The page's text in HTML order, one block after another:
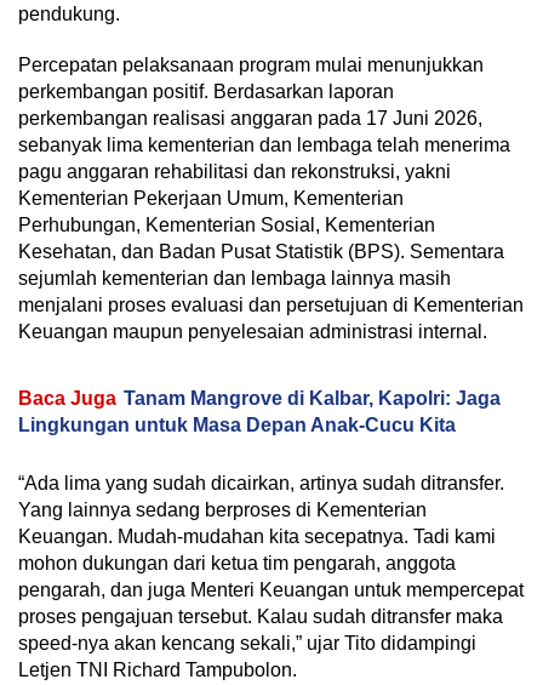
pendukung.
Percepatan pelaksanaan program mulai menunjukkan
perkembangan positif. Berdasarkan laporan
perkembangan realisasi anggaran pada 17 Juni 2026,
sebanyak lima kementerian dan lembaga telah menerima
pagu anggaran rehabilitasi dan rekonstruksi, yakni
Kementerian Pekerjaan Umum, Kementerian
Perhubungan, Kementerian Sosial, Kementerian
Kesehatan, dan Badan Pusat Statistik (BPS). Sementara
sejumlah kementerian dan lembaga lainnya masih
menjalani proses evaluasi dan persetujuan di Kementerian
Keuangan maupun penyelesaian administrasi internal.
Baca Juga Tanam Mangrove di Kalbar, Kapolri: Jaga
Lingkungan untuk Masa Depan Anak-Cucu Kita
“Ada lima yang sudah dicairkan, artinya sudah ditransfer.
Yang lainnya sedang berproses di Kementerian
Keuangan. Mudah-mudahan kita secepatnya. Tadi kami
mohon dukungan dari ketua tim pengarah, anggota
pengarah, dan juga Menteri Keuangan untuk mempercepat
proses pengajuan tersebut. Kalau sudah ditransfer maka
speed-nya akan kencang sekali,” ujar Tito didampingi
Letjen TNI Richard Tampubolon.